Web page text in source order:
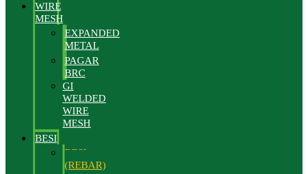
WIRE
MESH
EXPANDED
METAL
PAGAR
BRC
GI
WELDED
WIRE
MESH
BESI
BESI
(REBAR)